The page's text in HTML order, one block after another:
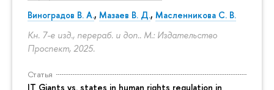
Виноградов В. А., Мазаев В. Д., Масленникова С. В.
Кн. 7-е изд., перераб. и доп.. М.: Издательство
Проспект, 2025.
Статья
IT Giants vs. states in human rights regulation in